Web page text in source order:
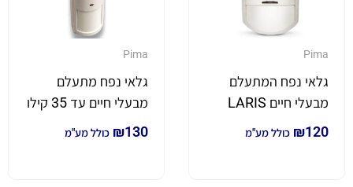
Pima
גלאי נפח המתעלם
מבעלי חיים LARIS
QUAD
₪120 כולל מע"מ
Pima
גלאי נפח מתעלם
מבעלי חיים עד 35 קילו
₪130 כולל מע"מ